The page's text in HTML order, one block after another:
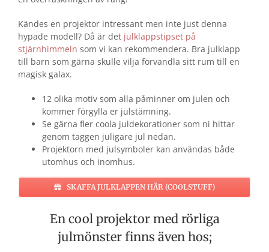
Kändes en projektor intressant men inte just denna
hypade modell? Då är det julklappstipset på
stjärnhimmeln som vi kan rekommendera. Bra julklapp
till barn som gärna skulle vilja förvandla sitt rum till en
magisk galax.
12 olika motiv som alla påminner om julen och
kommer förgylla er julstämning.
Se gärna fler coola juldekorationer som ni hittar
genom taggen juligare jul nedan.
Projektorn med julsymboler kan användas både
utomhus och inomhus.
SKAFFA JULKLAPPEN HÄR (COOLSTUFF)
En cool projektor med rörliga
julmönster finns även hos;